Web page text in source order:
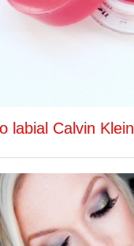
labial Calvin Klein